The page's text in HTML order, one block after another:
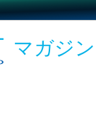
マガジン